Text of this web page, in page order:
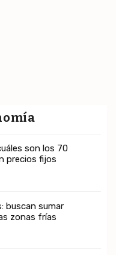
son los 70
precios fijos
buscan sumar
zonas frías